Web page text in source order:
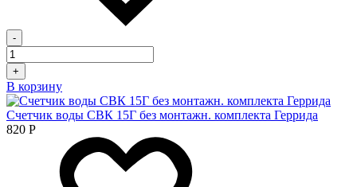
-
+
В корзину
Счетчик воды СВК 15Г без монтажн. комплекта Геррида
820 Р